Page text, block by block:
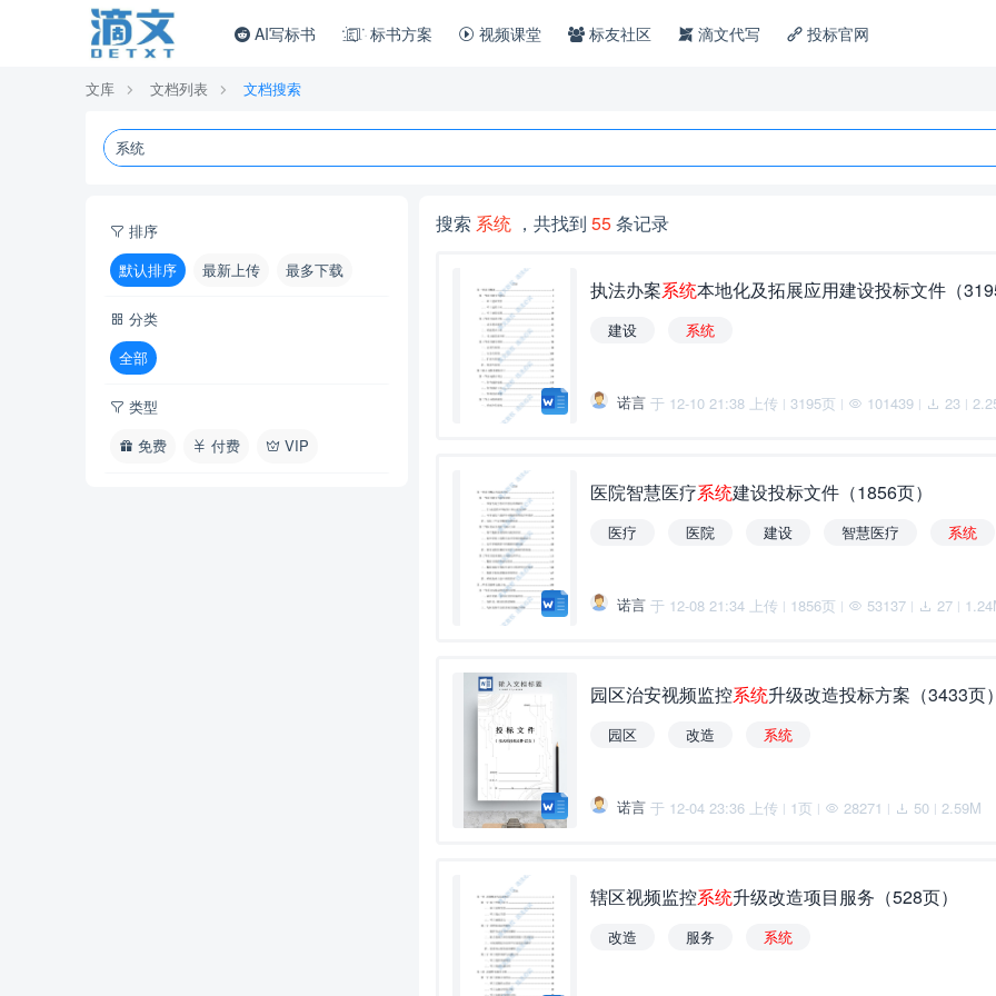
AI写标书 标书方案 视频课堂 标友社区 滴文代写 投标官网
文库 文档列表 文档搜索
排序
默认排序
最新上传 最多下载
分类
全部
类型
免费
付费 VIP
搜索 系统 ，共找到 55条记录
执法办案系统本地化及拓展应用建设投标文件（
建设 系统
诺言 于 12-10 21:38 上传 | 3195页 | 101439 | 23 |
医院智慧医疗系统建设投标文件（1856页）
医疗 医院 建设 智慧医疗 系统
诺言 于 12-08 21:34 上传 | 1856页 | 53137 | 27 |
园区治安视频监控系统升级改造投标方案（3433页）
园区 改造 系统
诺言 于 12-04 23:36 上传 | 1页 | 28271 | 50 | 2.59M
辖区视频监控系统升级改造项目服务（528页）
改造 服务 系统